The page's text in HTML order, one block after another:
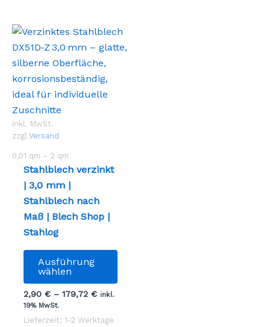
inkl. MwSt.
zzgl.Versand
0,01 qm – 2 qm
Stahlblech verzinkt
| 3,0 mm |
Stahlblech nach
Maß | Blech Shop |
Stahlog
Ausführung
wählen
Dieses
weist
2,90€ –179,72€ inkl.
19% MwSt.
Lieferzeit: 1-2 Werktage